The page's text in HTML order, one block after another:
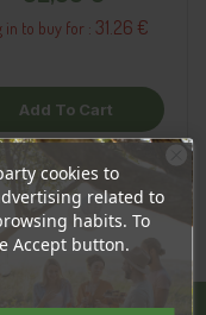
in to buy for : 31.26 €
Add To Cart
cookies to
related to
habits. To
Accept button.